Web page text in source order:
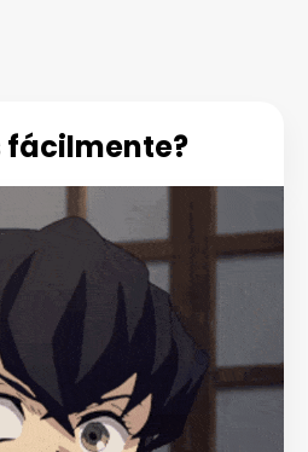
fácilmente?